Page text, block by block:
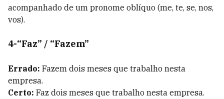
acompanhado de um pronome oblíquo (me, te, se, nos,
vos).
4-“Faz” / “Fazem”
Errado: Fazem dois meses que trabalho nesta
empresa.
Certo: Faz dois meses que trabalho nesta empresa.